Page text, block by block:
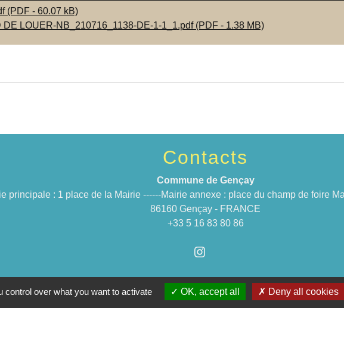
(PDF - 60.07 kB)
DE LOUER-NB_210716_1138-DE-1-1_1.pdf (PDF - 1.38 MB)
Contacts
Commune de Gençay
principale : 1 place de la Mairie ------Mairie annexe : place du champ de foire
86160 Gençay - FRANCE
+33 5 16 83 80 86
over what you want to activate OK, accept all Deny all cookies